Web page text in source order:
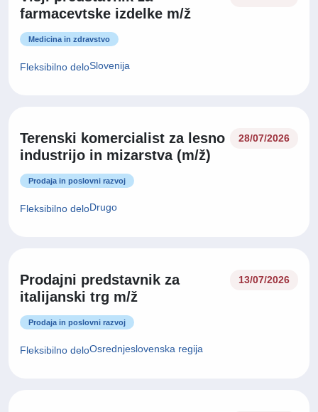
farmacevtske izdelke m/ž
Medicina in zdravstvo
Fleksibilno deloSlovenija
Terenski komercialist za lesno
industrijo in mizarstva (m/ž)
28/07/2026
Prodaja in poslovni razvoj
Fleksibilno deloDrugo
Prodajni predstavnik za
italijanski trg m/ž
13/07/2026
Prodaja in poslovni razvoj
Fleksibilno deloOsrednjeslovenska regija